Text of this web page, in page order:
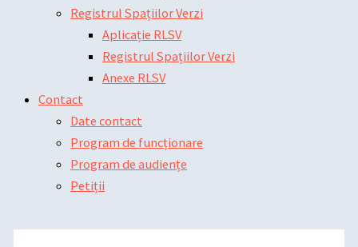
Registrul Spațiilor Verzi
Aplicație RLSV
Registrul Spațiilor Verzi
Anexe RLSV
Contact
Date contact
Program de funcționare
Program de audiențe
Petiții